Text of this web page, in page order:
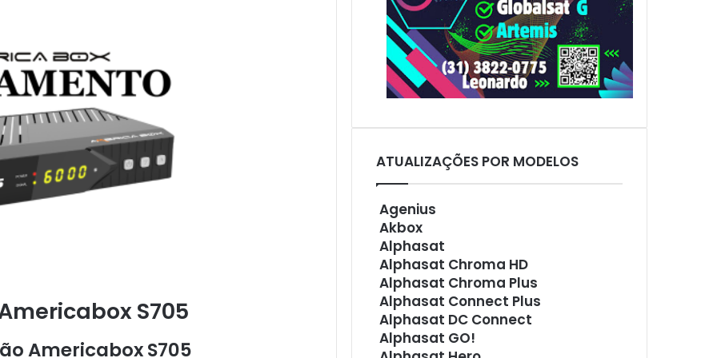
S705
Americabox S705
ATUALIZAÇÕES POR MODELOS
Agenius
Akbox
Alphasat
Alphasat Chroma HD
Alphasat Chroma Plus
Alphasat Connect Plus
Alphasat DC Connect
Alphasat GO!